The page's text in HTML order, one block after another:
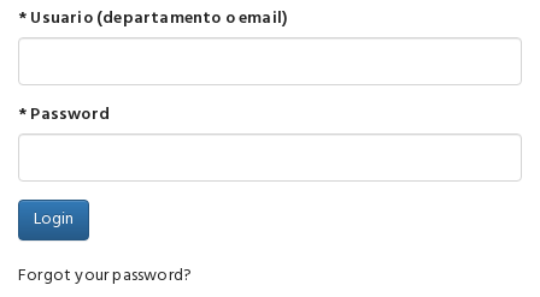
* Usuario (departamento o email)
* Password
Forgot your password?